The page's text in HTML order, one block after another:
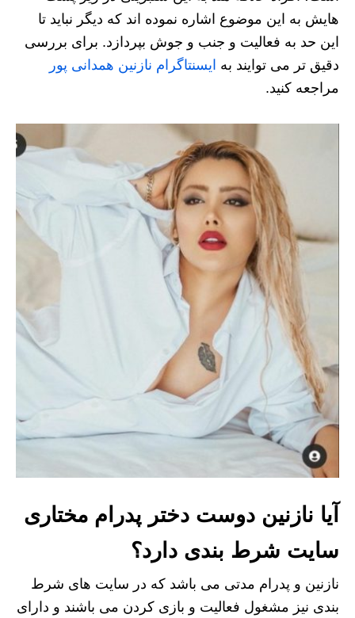
هایش به این موضوع اشاره نموده اند که دیگر نباید تا
این حد به فعالیت و جنب و جوش بپردازد. برای بررسی
دقیق تر می توایند به ایسنتاگرام نازنین همدانی پور
مراجعه کنید.
آیا نازنین دوست دختر پدرام مختاری
سایت شرط بندی دارد؟
نازنین و پدرام مدتی می باشد که در سایت های شرط
بندی نیز مشغول فعالیت و بازی کردن می باشند و دارای